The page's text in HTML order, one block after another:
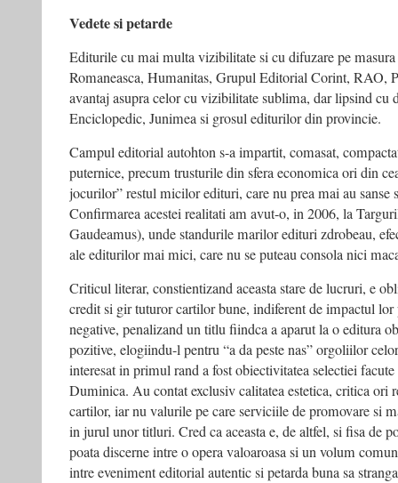
Vedete si petarde
Editurile cu mai multa vizibilitate si cu difuzare pe
Romaneasca, Humanitas, Grupul Editorial Corint, RAO,
avantaj asupra celor cu vizibilitate sublima, dar lipsind cu
Enciclopedic, Junimea si grosul editurilor din provincie.
Campul editorial autohton s-a impartit, comasat,
puternice, precum trusturile din sfera economica ori din
jocurilor” restul micilor edituri, care nu prea mai au sanse
Confirmarea acestei realitati am avut-o, in 2006, la
Gaudeamus), unde standurile marilor edituri zdrobeau,
ale editurilor mai mici, care nu se puteau consola nici
Criticul literar, constientizand aceasta stare de lucruri, e
credit si gir tuturor cartilor bune, indiferent de impactul
negative, penalizand un titlu fiindca a aparut la o editura
pozitive, elogiindu-l pentru “a da peste nas” orgoliilor
interesat in primul rand a fost obiectivitatea selectiei
Duminica. Au contat exclusiv calitatea estetica, critica ori
cartilor, iar nu valurile pe care serviciile de promovare si
in jurul unor titluri. Cred ca aceasta e, de altfel, si fisa de
poata discerne intre o opera valoaroasa si un volum
intre eveniment editorial autentic si petarda buna sa